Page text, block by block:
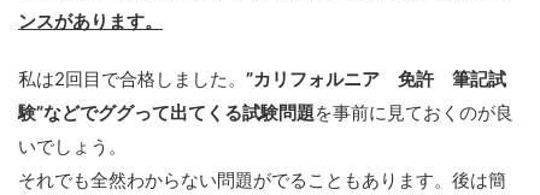
ンスがあります。
私は2回目で合格しました。 ”カリフォルニア 免許 筆記試
験”などでググって出てくる試験問題を事前に見ておくのが良
いでしょう。
それでも全然わからない問題がでることもあります。後は簡